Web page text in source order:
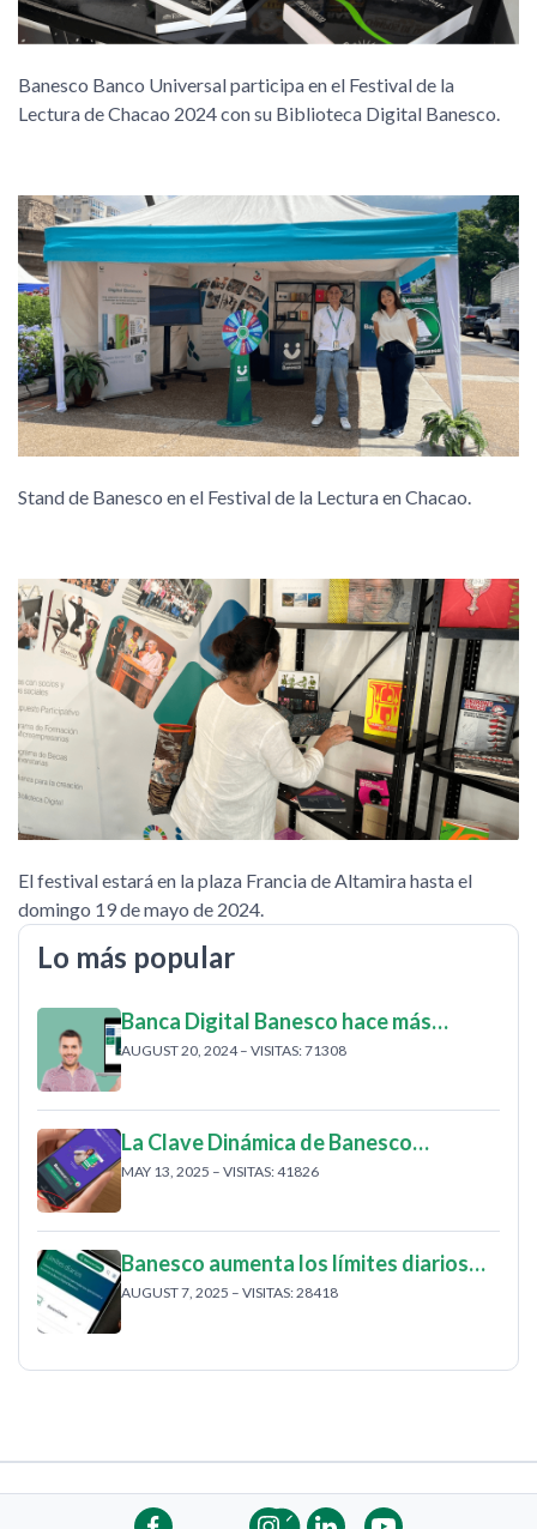
Banesco Banco Universal participa en el Festival de la
Lectura de Chacao 2024 con su Biblioteca Digital Banesco.
Stand de Banesco en el Festival de la Lectura en Chacao.
El festival estará en la plaza Francia de Altamira hasta el
domingo 19 de mayo de 2024.
Lo más popular
Banca Digital Banesco hace más…
AUGUST 20, 2024 – VISITAS: 71308
La Clave Dinámica de Banesco…
MAY 13, 2025 – VISITAS: 41826
Banesco aumenta los límites diarios…
AUGUST 7, 2025 – VISITAS: 28418